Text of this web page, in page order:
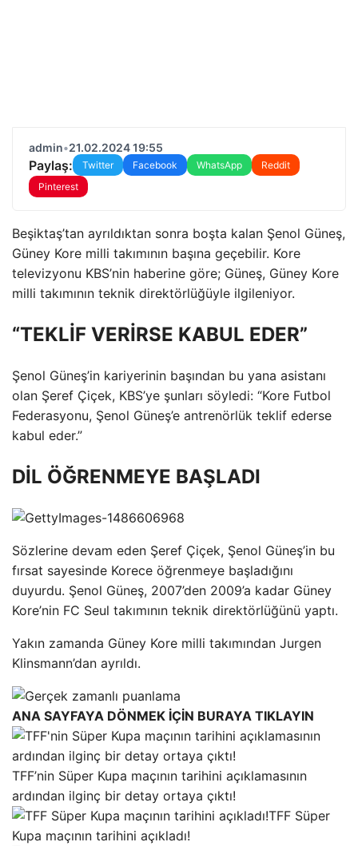
admin•21.02.2024 19:55
Paylaş: Twitter Facebook WhatsApp
Reddit
Pinterest
Beşiktaş’tan ayrıldıktan sonra boşta kalan Şenol Güneş,
Güney Kore milli takımının başına geçebilir. Kore
televizyonu KBS’nin haberine göre; Güneş, Güney Kore
milli takımının teknik direktörlüğüyle ilgileniyor.
“TEKLİF VERİRSE KABUL EDER”
Şenol Güneş’in kariyerinin başından bu yana asistanı
olan Şeref Çiçek, KBS’ye şunları söyledi: “Kore Futbol
Federasyonu, Şenol Güneş’e antrenörlük teklif ederse
kabul eder.”
DİL ÖĞRENMEYE BAŞLADI
Sözlerine devam eden Şeref Çiçek, Şenol Güneş’in bu
fırsat sayesinde Korece öğrenmeye başladığını
duyurdu. Şenol Güneş, 2007’den 2009’a kadar Güney
Kore’nin FC Seul takımının teknik direktörlüğünü yaptı.
Yakın zamanda Güney Kore milli takımından Jurgen
Klinsmann’dan ayrıldı.
ANA SAYFAYA DÖNMEK İÇİN BURAYA TIKLAYIN
TFF’nin Süper Kupa maçının tarihini açıklamasının
ardından ilginç bir detay ortaya çıktı!
TFF Süper
Kupa maçının tarihini açıkladı!